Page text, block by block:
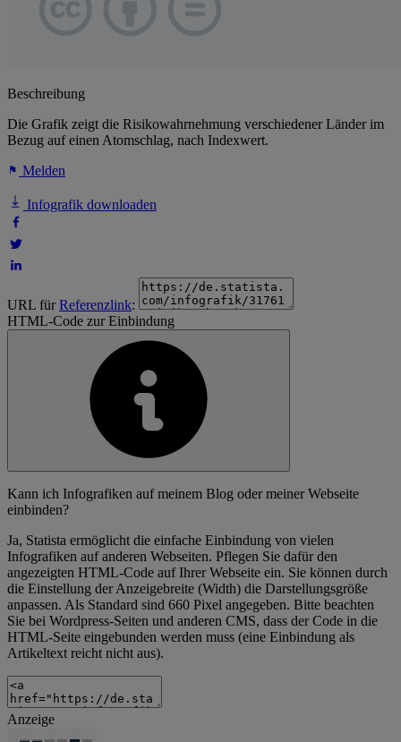
Beschreibung
Die Grafik zeigt die Risikowahrnehmung verschiedener Länder im
Bezug auf einen Atomschlag, nach Indexwert.
Melden
Infografik downloaden
URL fürReferenzlink:
HTML-Code zur Einbindung
Kann ich Infografiken auf meinem Blog oder meiner Webseite
einbinden?
Ja, Statista ermöglicht die einfache Einbindung von vielen
Infografiken auf anderen Webseiten. Pflegen Sie dafür den
angezeigten HTML-Code auf Ihrer Webseite ein. Sie können durch
die Einstellung der Anzeigebreite (Width) die Darstellungsgröße
anpassen. Als Standard sind 660 Pixel angegeben. Bitte beachten
Sie bei Wordpress-Seiten und anderen CMS, dass der Code in die
HTML-Seite eingebunden werden muss (eine Einbindung als
Artikeltext reicht nicht aus).
Anzeige